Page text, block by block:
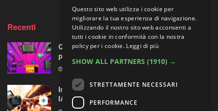
Recenti
Quattro accessori fotografici in sconto:
prodotti opposti, ma uno su quattro fa per te
Insta360 GO Ultra riceve l’assistente vocale
IA con Gemini di Google
Questo sito web utilizza i cookie per
migliorare la tua esperienza di navigazione.
Utilizzando il nostro sito web acconsenti a
tutti i cookie in conformità con la nostra
policy per i cookie. Leggi di più
SHOW ALL PARTNERS (1910) →
STRETTAMENTE NECESSARI
PERFORMANCE